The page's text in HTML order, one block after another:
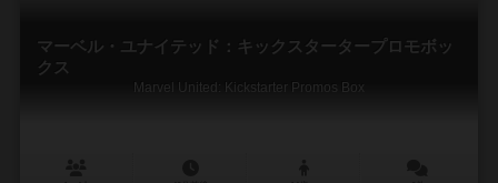
マーベル・ユナイテッド：キックスタータープロモボッ
クス
Marvel United: Kickstarter Promos Box